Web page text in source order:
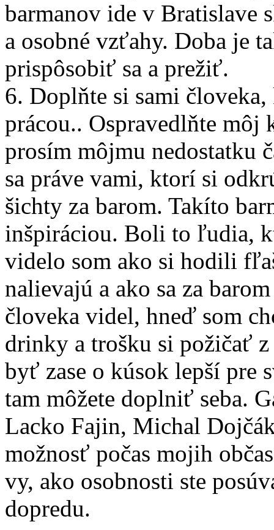
barmanov ide v Bratislave
a osobné vzťahy. Doba je
prispôsobiť sa a prežiť.
6. Doplňte si sami
prácou.. Ospravedlňte
prosím môjmu nedostatku
sa práve vami, ktorí si
šichty za barom. Takíto
inšpiráciou. Boli to ľudia,
videlo som ako si hodili
nalievajú a ako sa za
človeka videl, hneď som
drinky a trošku si požičať
byť zase o kúsok lepší pre
tam môžete doplniť seba.
Lacko Fajin, Michal
možnosť počas mojih
vy, ako osobnosti ste
dopredu.